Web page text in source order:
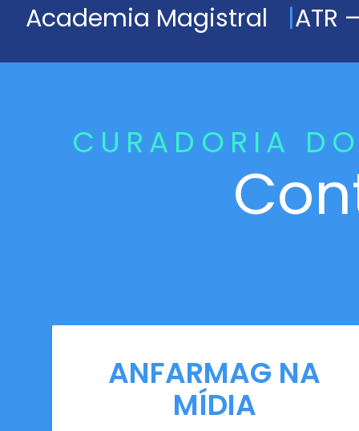
Academia Magistral ATR
CURADORIA
ANFARMAG NA
MÍDIA